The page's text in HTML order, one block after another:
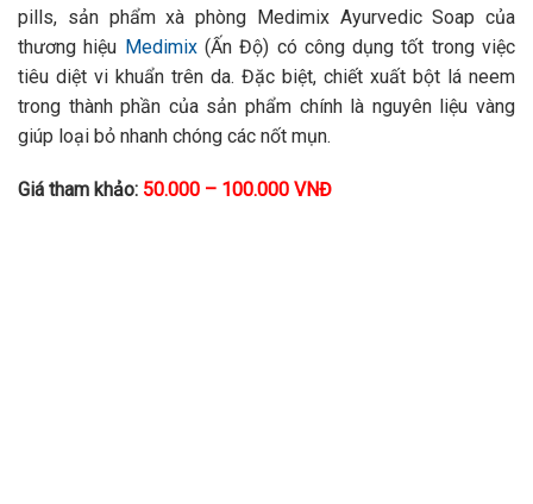
pills, sản phẩm xà phòng Medimix Ayurvedic Soap của
thương hiệu Medimix(Ấn Độ) có công dụng tốt trong việc
tiêu diệt vi khuẩn trên da. Đặc biệt, chiết xuất bột lá neem
trong thành phần của sản phẩm chính là nguyên liệu vàng
giúp loại bỏ nhanh chóng các nốt mụn.
Giá tham khảo: 50.000 – 100.000 VNĐ